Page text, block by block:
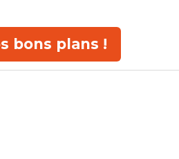
bons plans !